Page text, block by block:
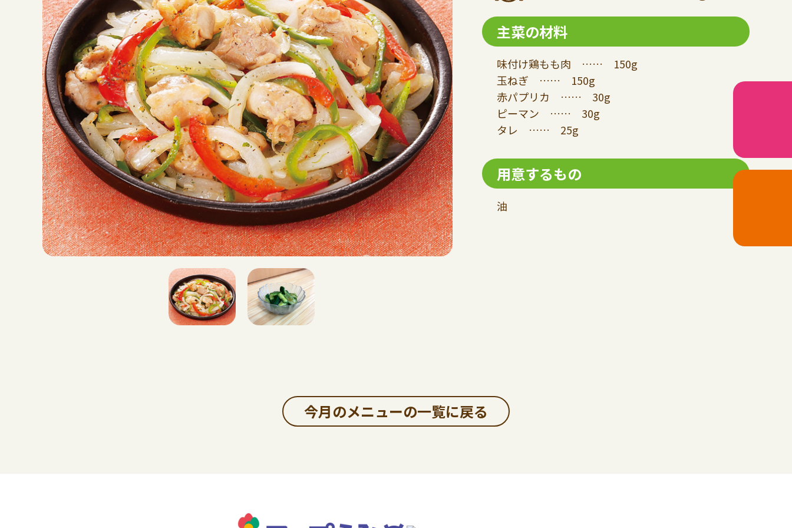
主菜の材料
味付け鶏もも肉 …… 150g
玉ねぎ …… 150g
赤パプリカ …… 30g
ピーマン …… 30g
タレ …… 25g
用意するもの
油
今月のメニューの一覧に戻る